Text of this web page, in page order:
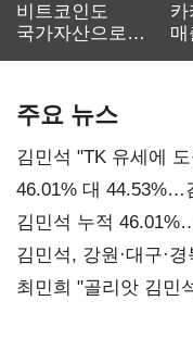
비트코인도
국가자산으로…'
카
매
주요 뉴스
김민석 "TK 유세에
대표된 양 당직 배분"
46.01% 대 44.53%…
김민석 누적
(2보)
김민석, 강원·대구·
최민희 "골리앗 김민